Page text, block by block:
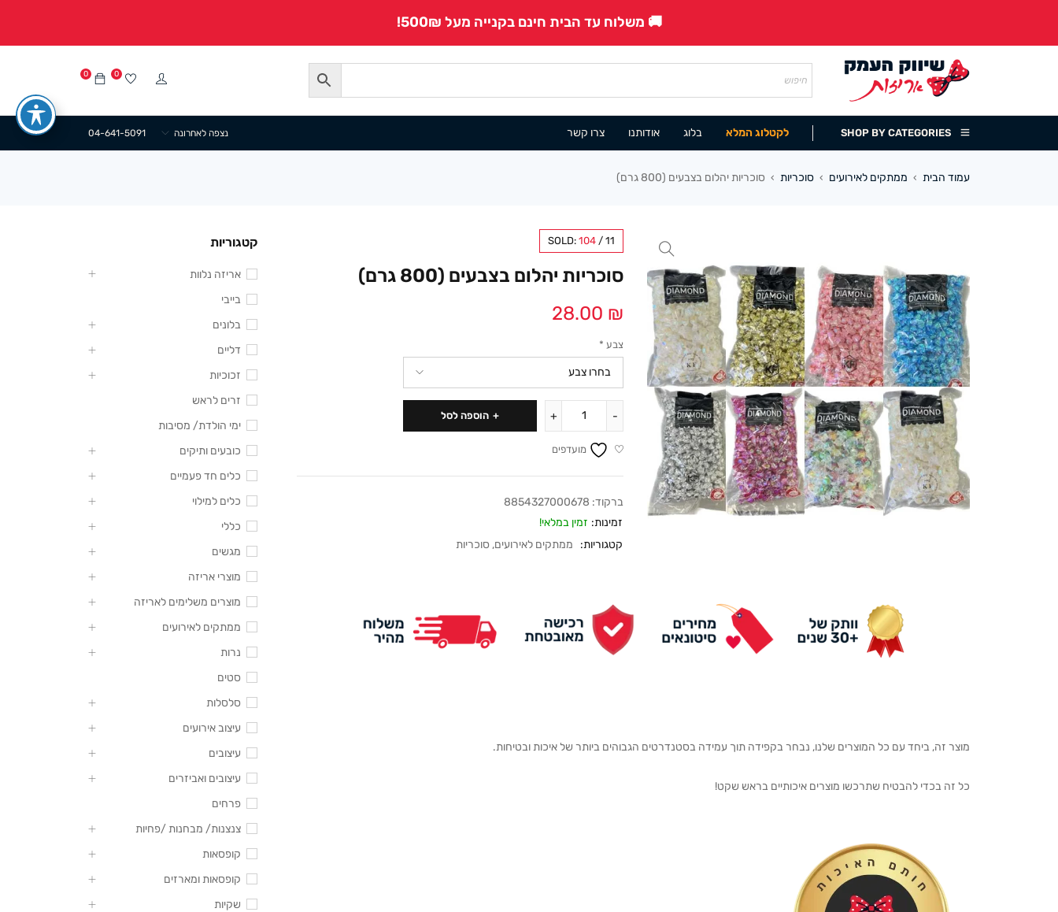
🚚 משלוח עד הבית חינם בקנייה מעל 500₪!
0 0
SHOP BY CATEGORIES לקטלוג המלא בלוג אודותנו צרו קשר 04-641-5091 נצפה לאחרונה
עמוד הבית › ממתקים לאירועים › סוכריות › סוכריות יהלום בצבעים (800 גרם)
SOLD: 104 / 11
סוכריות יהלום בצבעים (800 גרם)
28.00 ₪
צבע *
הוספה לסל
מועדפים
ברקוד: 8854327000678
זמינות: זמין במלאי!
קטגוריות:
ממתקים לאירועים, סוכריות
מוצר זה, ביחד עם כל המוצרים שלנו, נבחר בקפידה תוך עמידה בסטנדרטים הגבוהים ביותר של איכות ובטיחות.
כל זה בכדי להבטיח שתרכשו מוצרים איכותיים בראש שקט!
קטגוריות
אריזה נלוות
בייבי
בלונים
דליים
זכוכיות
זרים לראש
ימי הולדת/ מסיבות
כובעים ותיקים
כלים חד פעמיים
כלים למילוי
כללי
מגשים
מוצרי אריזה
מוצרים משלימים לאריזה
ממתקים לאירועים
נרות
סטים
סלסלות
עיצוב אירועים
עיצובים
עיצובים ואביזרים
פרחים
צנצנות/ מבחנות /פחיות
קופסאות
קופסאות ומארזים
שקיות